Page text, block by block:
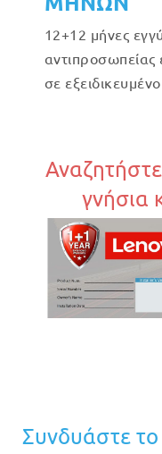
12+12 μήνες
αντιπροσωπείας
σε
γνήσια
Συνδυάστε το